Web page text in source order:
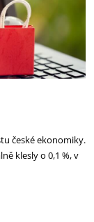
české ekonomiky.
klesly o 0,1 %, v